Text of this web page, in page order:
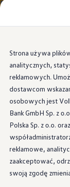
głównej
zawartości
do
stopki
Modele i
Auta dostępne
Cenniki
Modele
Modele
Strona używa
analitycznych,
reklamowych.
dostawcom
osobowych jest
Bank GmbH Sp. z
Polska Sp. z o.o.
reklamowe,
zaakceptować,
swoją zgodę